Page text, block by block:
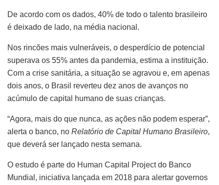
De acordo com os dados, 40% de todo o talento brasileiro
é deixado de lado, na média nacional.
Nos rincões mais vulneráveis, o desperdício de potencial
superava os 55% antes da pandemia, estima a instituição.
Com a crise sanitária, a situação se agravou e, em apenas
dois anos, o Brasil reverteu dez anos de avanços no
acúmulo de capital humano de suas crianças.
“Agora, mais do que nunca, as ações não podem esperar”,
alerta o banco, no Relatório de Capital Humano Brasileiro,
que deverá ser lançado nesta semana.
O estudo é parte do Human Capital Project do Banco
Mundial, iniciativa lançada em 2018 para alertar governos